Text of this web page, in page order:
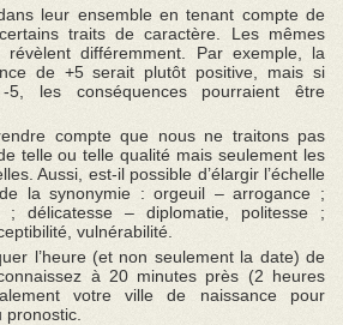
leur ensemble en tenant compte de
traits de caractère. Les mêmes
différemment. Par exemple, la
de +5 serait plutôt positive, mais si
5, les conséquences pourraient être
compte que nous ne traitons pas
telle ou telle qualité mais seulement les
Aussi, est-il possible d’élargir l’échelle
la synonymie : orgeuil – arrogance ;
; délicatesse – diplomatie, politesse ;
vulnérabilité.
l’heure (et non seulement la date) de
à 20 minutes près (2 heures
votre ville de naissance pour